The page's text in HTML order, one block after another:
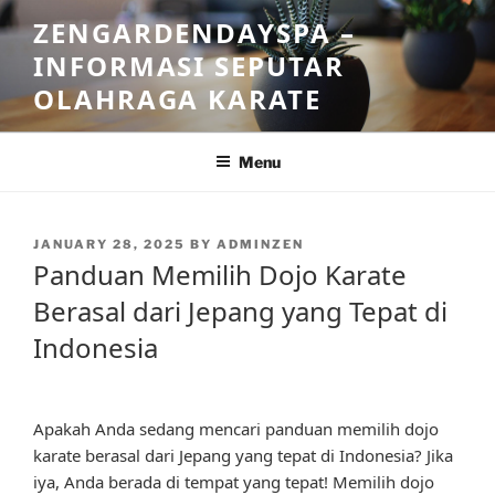
Skip
to
content
ZENGARDENDAYSPA –
INFORMASI SEPUTAR
OLAHRAGA KARATE
Menu
POSTED
JANUARY 28, 2025 BY ADMINZEN
Panduan Memilih Dojo Karate
Berasal dari Jepang yang Tepat di
Indonesia
Apakah Anda sedang mencari panduan memilih dojo
karate berasal dari Jepang yang tepat di Indonesia? Jika
iya, Anda berada di tempat yang tepat! Memilih dojo